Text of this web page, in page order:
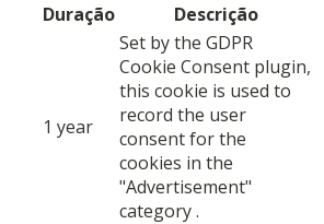
Duração Descrição
1 year
Set by the GDPR
Cookie Consent plugin,
this cookie is used to
record the user
consent for the
cookies in the
"Advertisement"
category .